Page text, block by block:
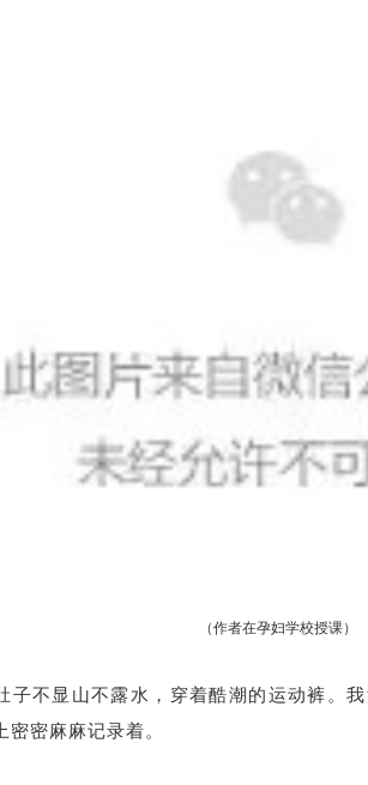
（作者在孕妇学校授课）
子不显山不露水，穿着酷潮的运动裤。
密密麻麻记录着。